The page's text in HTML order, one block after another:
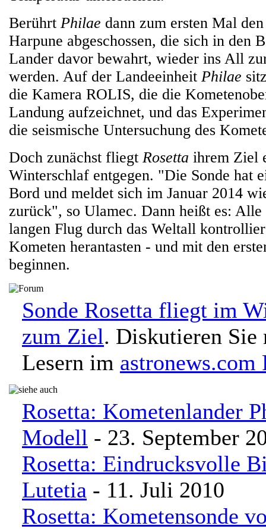
Berührt Philae dann zum ersten Mal
Harpune abgeschossen, die sich in den
Lander davor bewahrt, wieder ins All
werden. Auf der Landeeinheit Philae
die Kamera ROLIS, die die
Landung aufzeichnet, und das
die seismische Untersuchung des
Doch zunächst fliegt Rosetta ihrem Ziel
Winterschlaf entgegen. "Die Sonde hat
Bord und meldet sich im Januar 2014
zurück", so Ulamec. Dann heißt es: Alle
langen Flug durch das Weltall
Kometen herantasten - und mit den
beginnen.
Sonde Rosetta fliegt im
zum Ziel. Diskutieren Sie
Lesern im astronews.com
Rosetta: Kometenlander
Modell - 23. September
Rosetta: Eindrucksvolle
Lutetia - 11. Juli 2010
Rosetta: Kometensonde